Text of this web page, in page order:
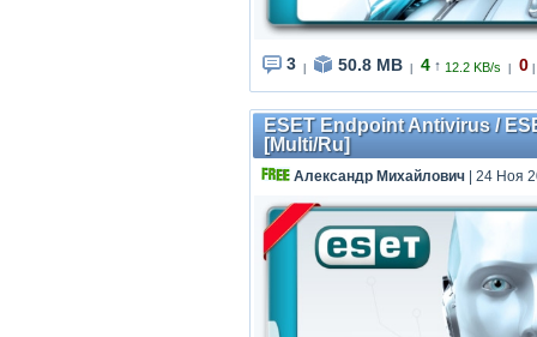
3 50.8 MB 4 ↑ 12.2 KB/s 0
ESET Endpoint Antivirus /
[Multi/Ru]
Александр Михайлович | 24 Ноя